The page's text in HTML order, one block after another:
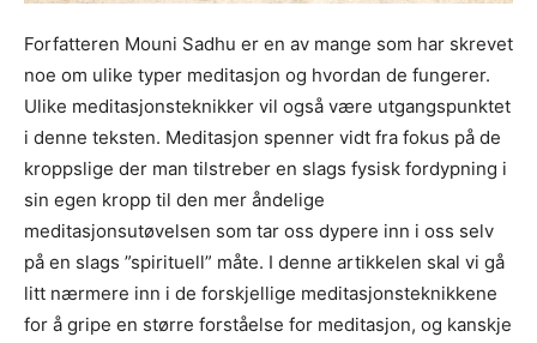
Forfatteren Mouni Sadhu er en av mange som har skrevet
noe om ulike typer meditasjon og hvordan de fungerer.
Ulike meditasjonsteknikker vil også være utgangspunktet
i denne teksten. Meditasjon spenner vidt fra fokus på de
kroppslige der man tilstreber en slags fysisk fordypning i
sin egen kropp til den mer åndelige
meditasjonsutøvelsen som tar oss dypere inn i oss selv
på en slags ”spirituell” måte. I denne artikkelen skal vi gå
litt nærmere inn i de forskjellige meditasjonsteknikkene
for å gripe en større forståelse for meditasjon, og kanskje